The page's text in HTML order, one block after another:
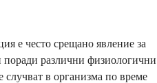
е често срещано явление за
различни физиологични
в организма по време